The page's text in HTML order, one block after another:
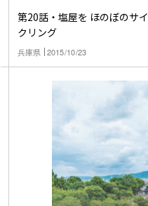
第20話・塩屋を ほのぼのサイ
クリング
兵庫県 2015/10/23